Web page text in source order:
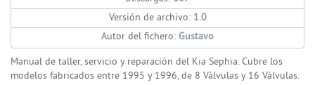
Versión de archivo: 1.0
Autor del fichero: Gustavo
Manual de taller, servicio y reparación del Kia Sephia. Cubre los
modelos fabricados entre 1995 y 1996, de 8 Válvulas y 16 Válvulas.